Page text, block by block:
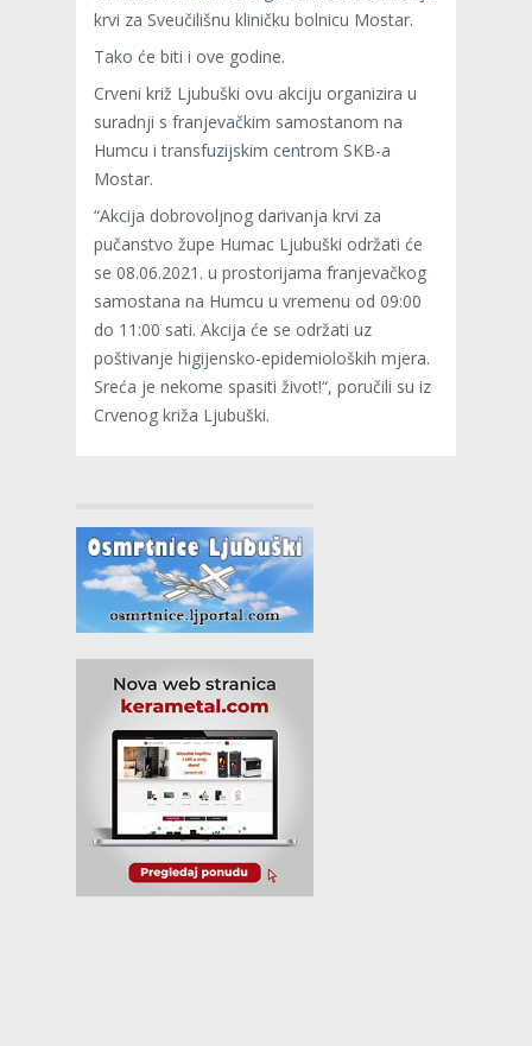
krvi za Sveučilišnu kliničku bolnicu Mostar.
Tako će biti i ove godine.
Crveni križ Ljubuški ovu akciju organizira u
suradnji s franjevačkim samostanom na
Humcu i transfuzijskim centrom SKB-a
Mostar.
“Akcija dobrovoljnog darivanja krvi za
pučanstvo župe Humac Ljubuški održati će
se 08.06.2021. u prostorijama franjevačkog
samostana na Humcu u vremenu od 09:00
do 11:00 sati. Akcija će se održati uz
poštivanje higijensko-epidemioloških mjera.
Sreća je nekome spasiti život!“, poručili su iz
Crvenog križa Ljubuški.